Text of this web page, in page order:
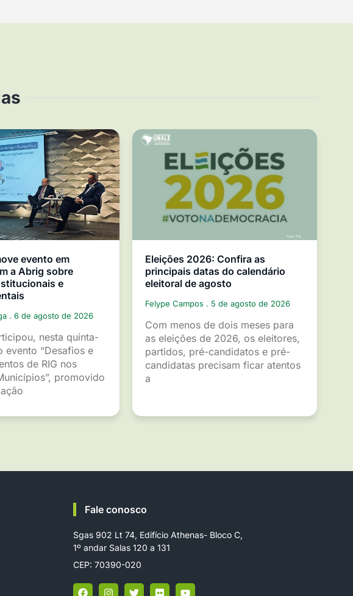
evento em
a Abrig sobre
e
6 de agosto de 2026
nesta quinta-
evento “Desafios e
de RIG nos
promovido
Eleições 2026: Confira as
principais datas do calendário
eleitoral de agosto
Felype Campos 5 de agosto de 2026
Com menos de dois meses para
as eleições de 2026, os eleitores,
partidos, pré-candidatos e pré-
candidatas precisam ficar atentos
a
Fale conosco
Sgas 902 Lt 74, Edifício Athenas- Bloco C,
1º andar Salas 120 a 131
CEP: 70390-020